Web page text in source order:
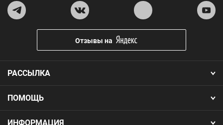
ПОМОЩЬ
ИНФОРМАЦИЯ
РАССЫЛКА
Отзывы на